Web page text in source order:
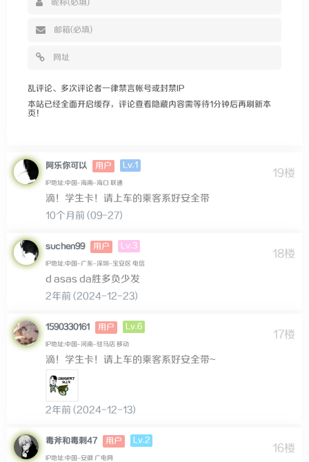
乱评论、多次评论者一律禁言帐号或封禁IP
本站已经全面开启缓存，评论查看隐藏内容需等待1分钟后再刷新本
页！
19楼
阿乐你可以 用户 Lv.1
IP地址:中国–海南–海口 联通
滴！学生卡！请上车的乘客系好安全带
10个月前 (09-27)
18楼
suchen99 用户 Lv.3
IP地址:中国–广东–深圳–宝安区 电信
d asas da胜多负少发
2年前 (2024-12-23)
17楼
1590330161 用户 Lv.6
IP地址:中国–河南–驻马店 移动
滴！学生卡！请上车的乘客系好安全带~
2年前 (2024-12-13)
16楼
毒斧和毒刺47 用户 Lv.2
IP地址:中国–安徽 广电网